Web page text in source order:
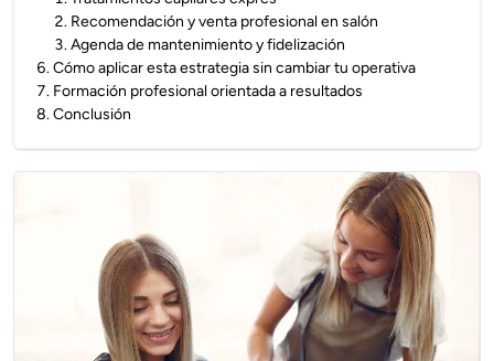
2. Recomendación y venta profesional en salón
3.Agenda de mantenimiento y fidelización
6.Cómo aplicar esta estrategia sin cambiar tu operativa
7. Formación profesional orientada a resultados
8.Conclusión